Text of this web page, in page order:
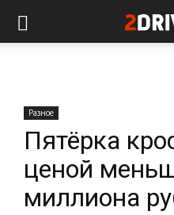
Разное
Пятёрка
ценой
миллиона